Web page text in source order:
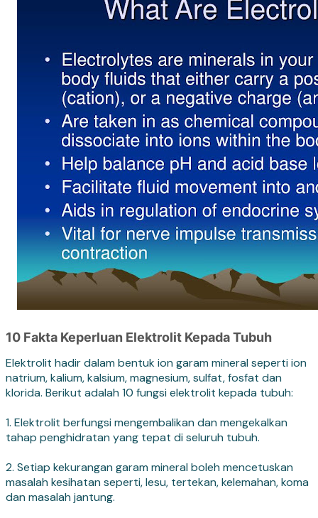
10 Fakta Keperluan Elektrolit Kepada Tubuh
Elektrolit hadir dalam bentuk ion garam mineral seperti ion
natrium, kalium, kalsium, magnesium, sulfat, fosfat dan
klorida. Berikut adalah 10 fungsi elektrolit kepada tubuh:
1. Elektrolit berfungsi mengembalikan dan mengekalkan
tahap penghidratan yang tepat di seluruh tubuh.
2. Setiap kekurangan garam mineral boleh mencetuskan
masalah kesihatan seperti, lesu, tertekan, kelemahan, koma
dan masalah jantung.